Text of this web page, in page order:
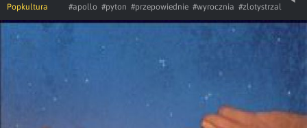
Popkultura #apollo #pyton #przepowiednie #wyrocznia #zlotystrzal